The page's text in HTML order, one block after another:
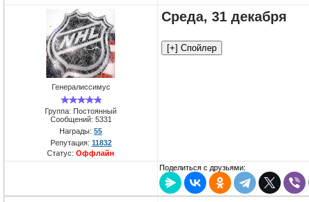
Генералиссимус
Группа: Постоянный
Сообщений: 5331
Награды: 55
Репутация: 11832
Статус: Оффлайн
Среда, 31 декабря
Поделиться с друзьями: